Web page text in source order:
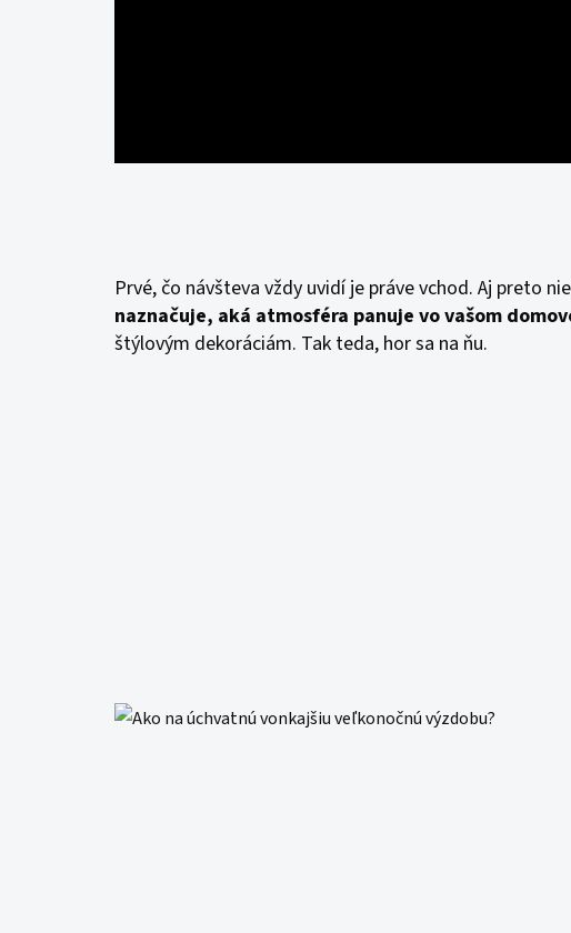
Prvé, čo návšteva vždy uvidí je práve vchod. Aj preto
naznačuje, aká atmosféra panuje vo vašom
štýlovým dekoráciám. Tak teda, hor sa na ňu.